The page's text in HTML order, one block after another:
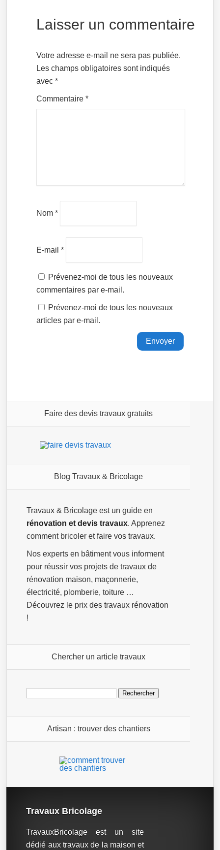
Laisser un commentaire
Votre adresse e-mail ne sera pas publiée.
Les champs obligatoires sont indiqués
avec*
Commentaire*
Nom*
E-mail*
Prévenez-moi de tous les nouveaux
commentaires par e-mail.
Prévenez-moi de tous les nouveaux
articles par e-mail.
Faire des devis travaux gratuits
Blog Travaux & Bricolage
Travaux & Bricolage est un guide en
rénovation et devis travaux. Apprenez
comment bricoler et faire vos travaux.
Nos experts en bâtiment vous informent
pour réussir vos projets de travaux de
rénovation maison, maçonnerie,
électricité, plomberie, toiture …
Découvrez le prix des travaux rénovation
!
Chercher un article travaux
Rechercher :
Artisan : trouver des chantiers
Travaux Bricolage
TravauxBricolage est un site
dédié aux travaux de la maison et